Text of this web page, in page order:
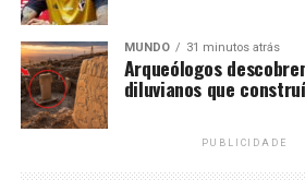
MUNDO 31 minutos atrás
Arqueólogos
diluvianos que
PUBLICIDADE